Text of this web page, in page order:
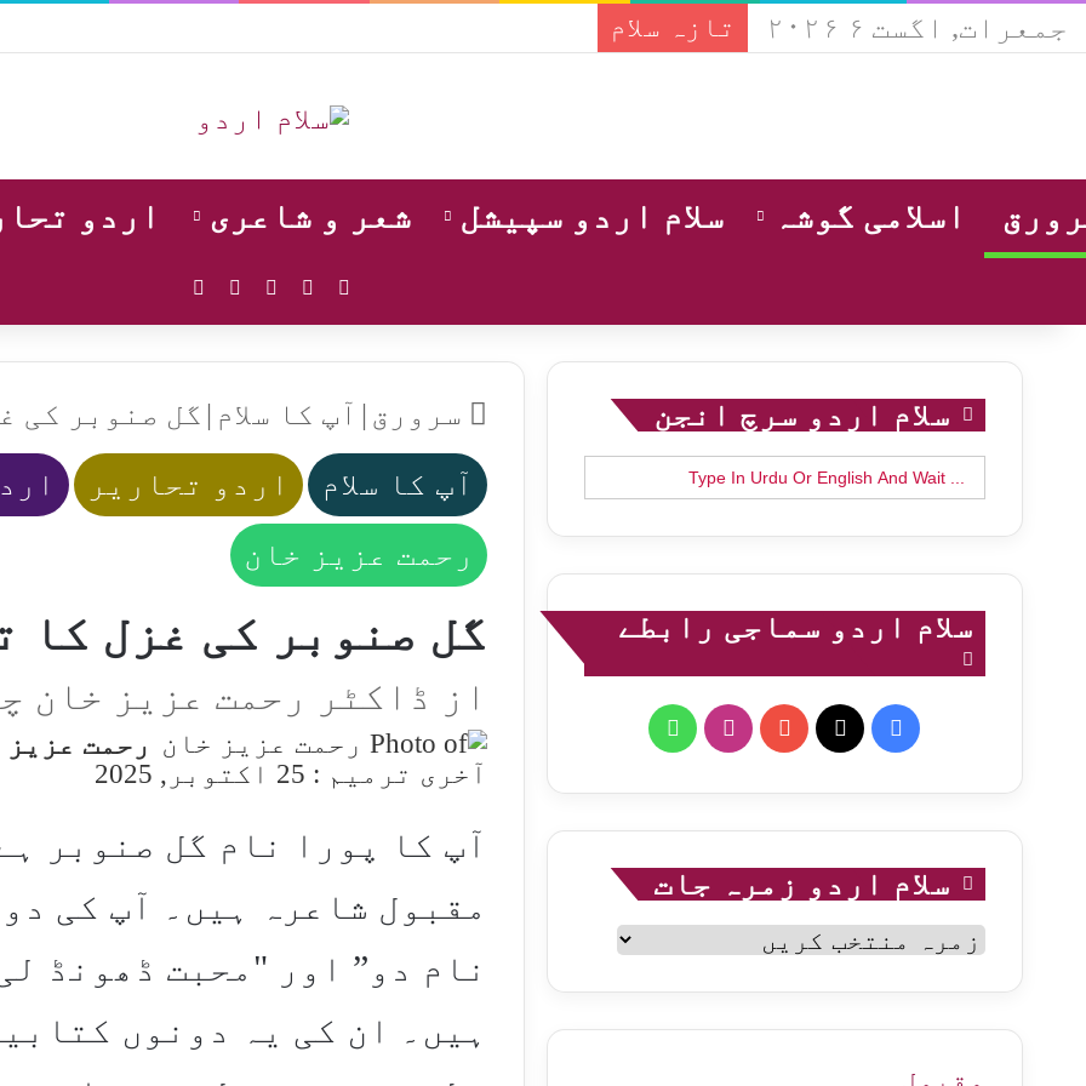
جمعرات, اگست ۶ ۲۰۲۶ تازہ سلام
اسلامی گوشہ سلام اردو سپیشل شعر و شاعری اردو
Facebook
YouTube
Instagram
سرورق | آپ کا سلام | گل صنوبر کی
آپ کا سلام اردو تحاریر
رحمت عزیز خان
گل صنوبر کی غزل کا
از ڈاکٹر رحمت عزیز خان
رحمت عزیز
آخری ترمیم : 25 اکتوبر, 2025
آپ کا پورا نام گل صنوبر
مقبول شاعرہ ہیں۔ آپ کی
نام دو” اور "محبت ڈھونڈ
ہیں۔ ان کی یہ دونوں
سلام اردو سرچ انجن
Search
for:
سلام اردو سماجی رابطے
Facebook
YouTube
Instagram
WhatsApp
سلام اردو زمرہ جات
سلام
اردو
زمرہ